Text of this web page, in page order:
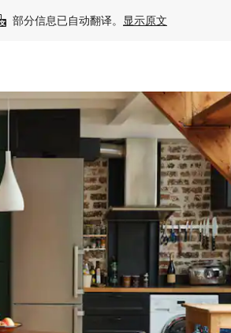
部分信息已自动翻译。 显示原文